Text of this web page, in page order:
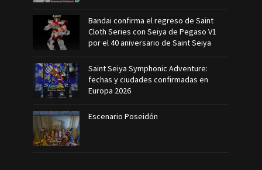
Bandai confirma el regreso de Saint
Cloth Series con Seiya de Pegaso V1
por el 40 aniversario de Saint Seiya
Saint Seiya Symphonic Adventure:
fechas y ciudades confirmadas en
Europa 2026
Escenario Poseidón